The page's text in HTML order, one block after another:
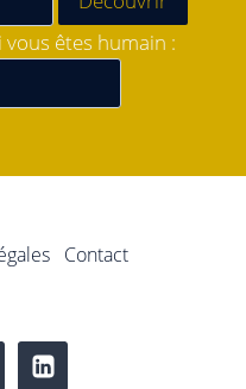
vous êtes humain :
Contact